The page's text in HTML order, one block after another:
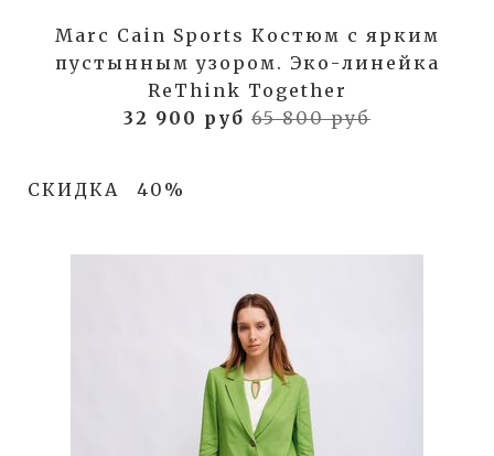
Marc Cain Sports Костюм с ярким
пустынным узором. Эко-линейка
ReThink Together
32 900 руб 65 800 руб
СКИДКА 40%